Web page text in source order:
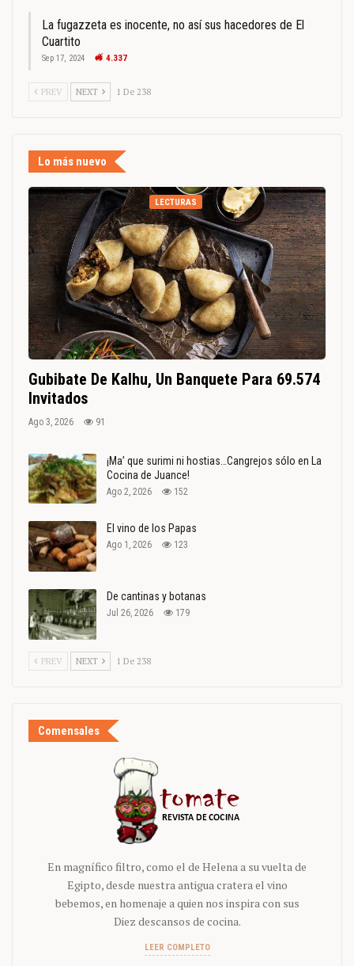
La fugazzeta es inocente, no así sus hacedores de El
Cuartito
Sep 17, 2024 4.337
PREV NEXT 1 De 238
Lo más nuevo
LECTURAS
Gubibate De Kalhu, Un Banquete Para 69.574
Invitados
Ago 3, 2026 91
¡Ma’ que surimi ni hostias…Cangrejos sólo en La
Cocina de Juance!
Ago 2, 2026 152
El vino de los Papas
Ago 1, 2026 123
De cantinas y botanas
Jul 26, 2026 179
PREV NEXT 1 De 238
Comensales
En magnífico filtro, como el de Helena a su vuelta de
Egipto, desde nuestra antigua cratera el vino
bebemos, en homenaje a quien nos inspira con sus
Diez descansos de cocina.
LEER COMPLETO